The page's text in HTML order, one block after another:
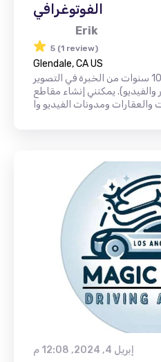
الفوتوغرافي
Erik
5 (1 review)
Glendale, CA US
اسمي اريك لدي أكثر من 10 سنوات من الخبرة في التصوير
يمكنني إنشاء مقاطع
إبريل 4, 2024, 12:08 م